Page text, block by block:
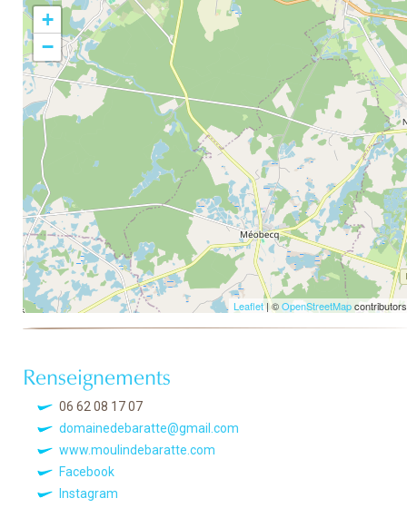
+
−
Leaflet | ©OpenStreetMapcontributors
Renseignements
06 62 08 17 07
domainedebaratte@gmail.com
www.moulindebaratte.com
Facebook
Instagram